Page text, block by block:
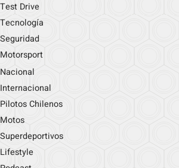
Test Drive
Tecnología
Seguridad
Motorsport
Nacional
Internacional
Pilotos Chilenos
Motos
Superdeportivos
Lifestyle